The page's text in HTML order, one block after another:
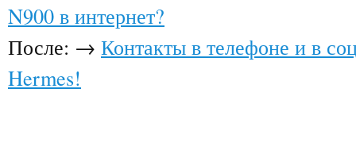
N900 в интернет?
После: → Контакты в телефоне и в
Hermes!